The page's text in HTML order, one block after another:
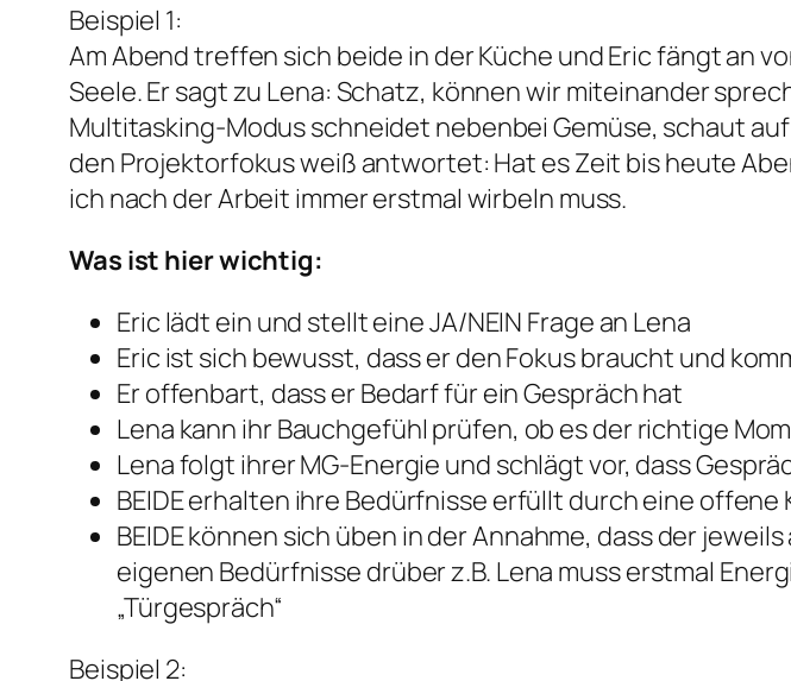
Beispiel 1:
Am Abend treffen sich beide in der Küche und Eric fängt an
Seele. Er sagt zu Lena: Schatz, können wir miteinander
Multitasking-Modus schneidet nebenbei Gemüse, schaut
den Projektorfokus weiß antwortet: Hat es Zeit bis heute
ich nach der Arbeit immer erstmal wirbeln muss.
Was ist hier wichtig:
Eric lädt ein und stellt eine JA/NEIN Frage an Lena
Eric ist sich bewusst, dass er den Fokus braucht und
Er offenbart, dass er Bedarf für ein Gespräch hat
Lena kann ihr Bauchgefühl prüfen, ob es der richtige
Lena folgt ihrer MG-Energie und schlägt vor, dass
BEIDE erhalten ihre Bedürfnisse erfüllt durch eine
BEIDE können sich üben in der Annahme, dass der
eigenen Bedürfnisse drüber z.B. Lena muss erstmal
„Türgespräch“
Beispiel 2: